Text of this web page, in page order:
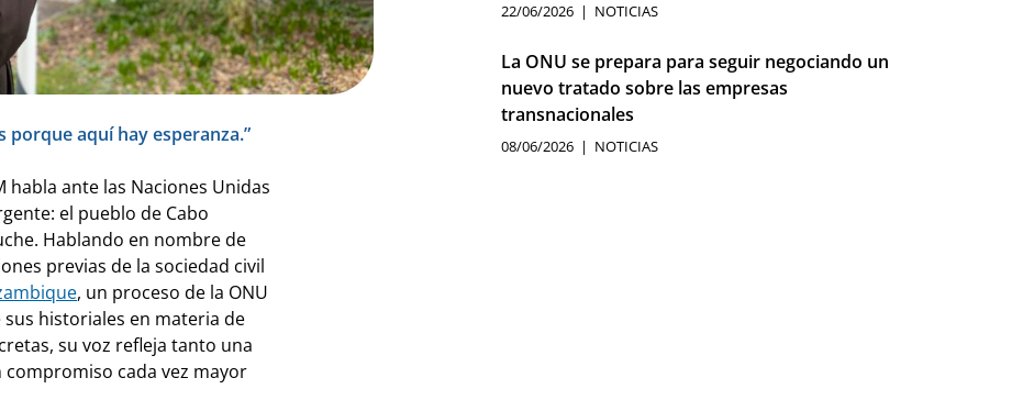
porque aquí hay esperanza.”
habla ante las Naciones Unidas
el pueblo de Cabo
Hablando en nombre de
previas de la sociedad civil
, un proceso de la ONU
historiales en materia de
su voz refleja tanto una
cada vez mayor
22/06/2026 NOTICIAS
La ONU se prepara para seguir negociando un
nuevo tratado sobre las empresas
transnacionales
08/06/2026 NOTICIAS